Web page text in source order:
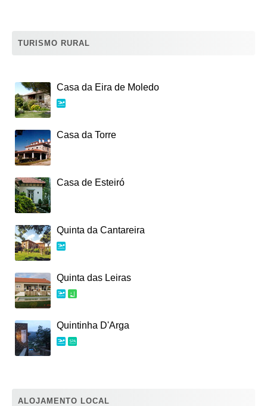
TURISMO RURAL
Casa da Eira de Moledo
Casa da Torre
Casa de Esteiró
Quinta da Cantareira
Quinta das Leiras
Quintinha D'Arga
ALOJAMENTO LOCAL